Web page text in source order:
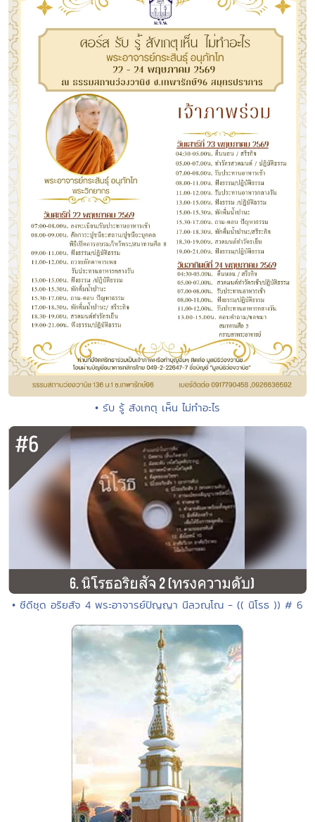
• รับ รู้ สังเกตุ เห็น ไม่ทำอะไร
• ซีดีชุด อริยสัจ 4 พระอาจารย์ปัญญา นีลวณฺโณ - (( นิโรธ )) # 6